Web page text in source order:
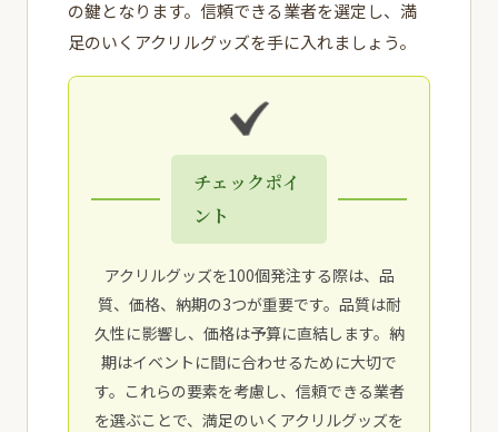
の鍵となります。信頼できる業者を選定し、満
足のいくアクリルグッズを手に入れましょう。
チェックポイ
ント
アクリルグッズを100個発注する際は、品
質、価格、納期の3つが重要です。品質は耐
久性に影響し、価格は予算に直結します。納
期はイベントに間に合わせるために大切で
す。これらの要素を考慮し、信頼できる業者
を選ぶことで、満足のいくアクリルグッズを